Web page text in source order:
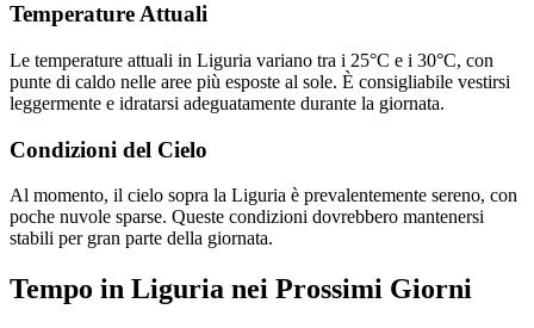
Temperature Attuali
Le temperature attuali in Liguria variano tra i 25°C e i 30°C, con
punte di caldo nelle aree più esposte al sole. È consigliabile vestirsi
leggermente e idratarsi adeguatamente durante la giornata.
Condizioni del Cielo
Al momento, il cielo sopra la Liguria è prevalentemente sereno, con
poche nuvole sparse. Queste condizioni dovrebbero mantenersi
stabili per gran parte della giornata.
Tempo in Liguria nei Prossimi Giorni